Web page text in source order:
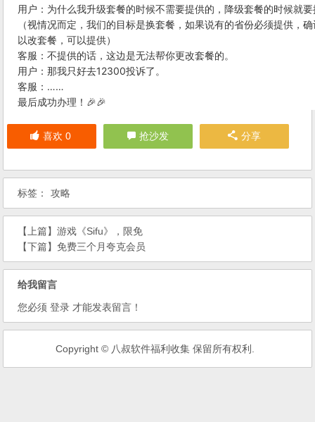
用户：为什么我升级套餐的时候不需要提供的，降级套餐的时候就
（视情况而定，我们的目标是换套餐，如果说有的省份必须提供，
以改套餐，可以提供）
客服：不提供的话，这边是无法帮你更改套餐的。
用户：那我只好去12300投诉了。
客服：……
最后成功办理！🎉🎉
喜欢 0 抢沙发 分享
标签： 攻略
【上篇】游戏《Sifu》，限免
【下篇】免费三个月夸克会员
给我留言
您必须 登录 才能发表留言！
Copyright © 八叔软件福利收集 保留所有权利.